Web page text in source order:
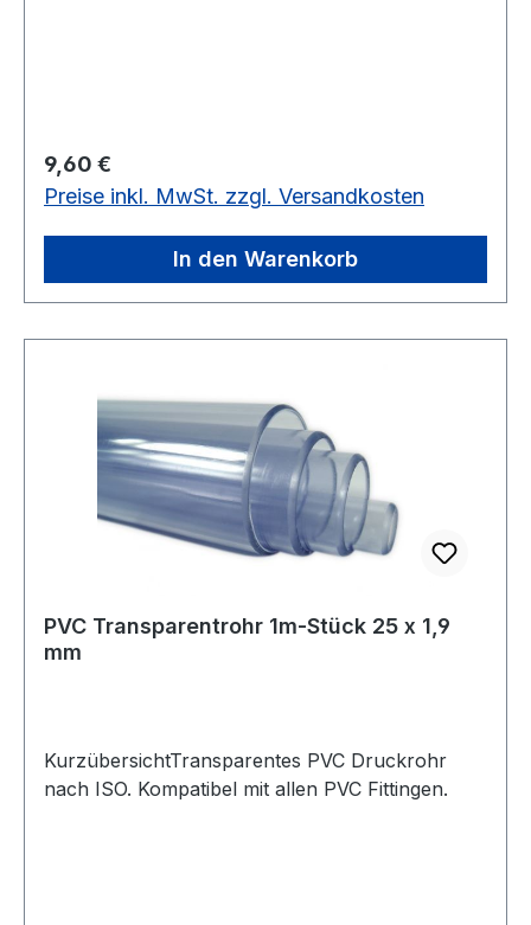
Regulärer Preis:
9,60 €
Preise inkl. MwSt. zzgl. Versandkosten
In den Warenkorb
PVC Transparentrohr 1m-Stück 25 x 1,9
mm
KurzübersichtTransparentes PVC Druckrohr
nach ISO. Kompatibel mit allen PVC Fittingen.